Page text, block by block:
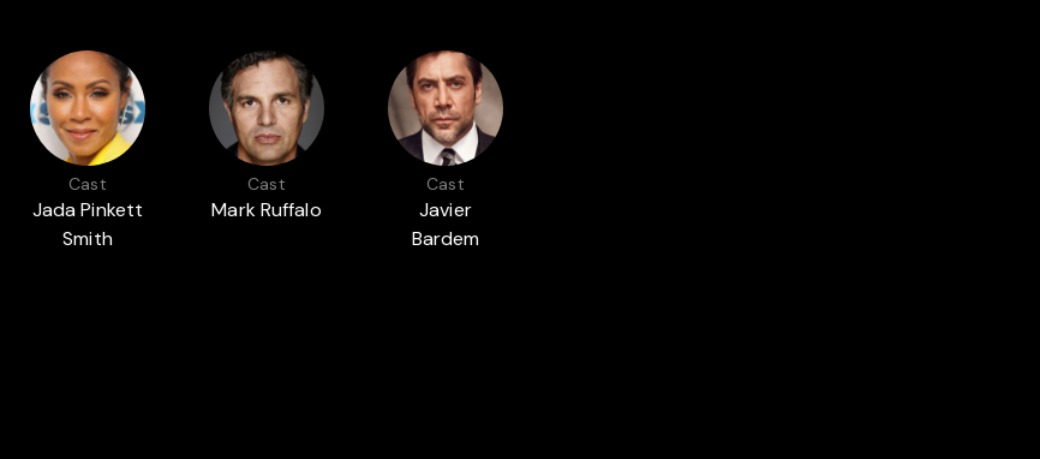
Cast
Jada Pinkett
Smith
Cast
Mark Ruffalo
Cast
Javier
Bardem